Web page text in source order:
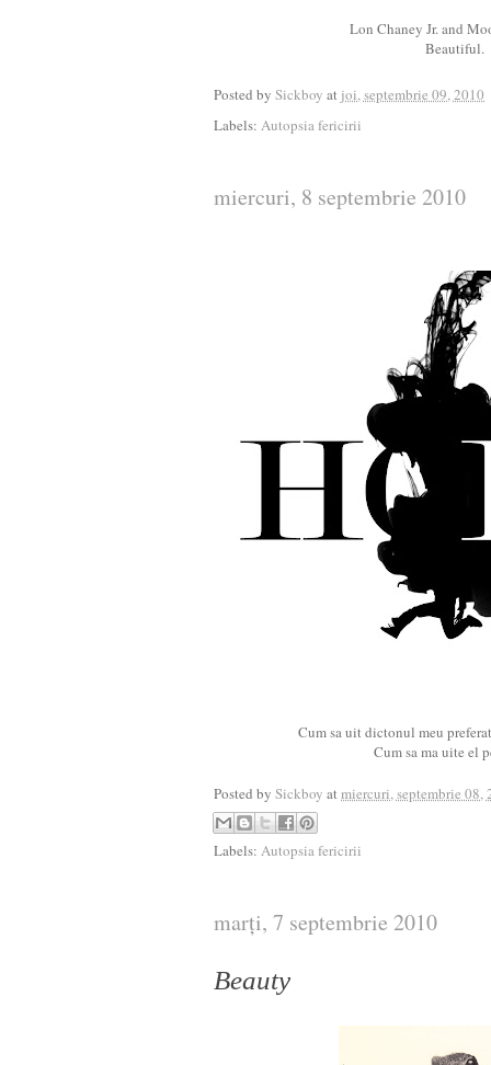
Lon Chaney Jr. and
Beautiful.
Posted by Sickboy at joi, septembrie 09, 2010
Labels: Autopsia fericirii
miercuri, 8 septembrie 2010
Cum sa uit dictonul meu
Cum sa ma uite el
Posted by Sickboy atmiercuri, septembrie 08,
Labels: Autopsia fericirii
marți, 7 septembrie 2010
Beauty